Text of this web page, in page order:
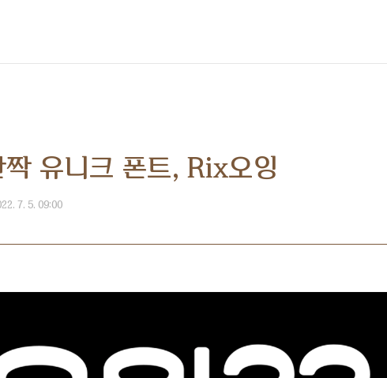
짝 유니크 폰트, Rix오잉
7. 5. 09:00